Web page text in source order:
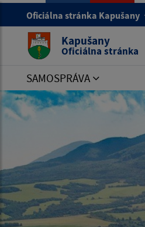
Oficiálna stránka Kapušany
Kapušany
Oficiálna stránka
SAMOSPRÁVA